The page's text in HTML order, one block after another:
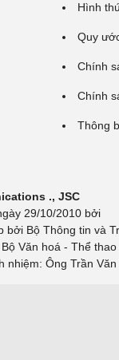
Hình
Quy
Chính
Chính
Thông
., JSC
29/10/2010 bởi
bởi Bộ Thông tin và
Văn hoá - Thể thao
nhiệm: Ông Trần